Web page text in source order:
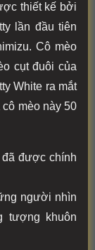
thiết kế bởi
lần đầu tiên
Cô mèo
cụt đuôi của
White ra mắt
mèo này 50
được chính
người nhìn
tượng khuôn